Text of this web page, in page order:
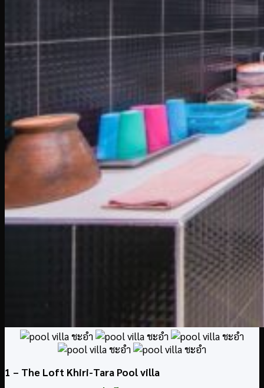
1 – The Loft Khiri-Tara Pool villa